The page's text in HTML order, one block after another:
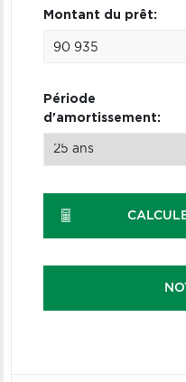
Montant du prêt:
Période
d'amortissement: